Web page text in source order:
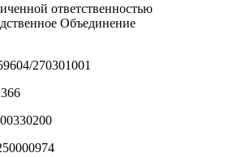
ответственностью
Объединение
270301001